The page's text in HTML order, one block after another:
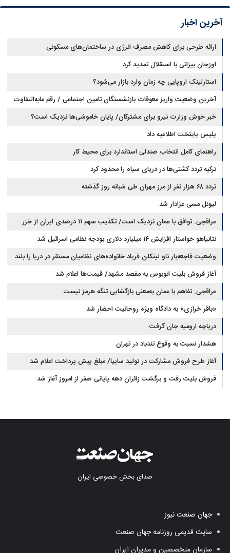
آخرین اخبار
ارائه طرحی برای کاهش مصرف انرژی در ساختمان‌های مسکونی
اوزجان بیزاتی با استقلال تمدید کرد
استارلینک اروپایی چه زمان وارد بازار می‌شود؟
آخرین وضعیت واریز معوقات بازنشستگان تامین اجتماعی / رقم مابه‌التفاوت
چقدر است؟
خبر خوش وزارت نیرو برای مشترکان/ پایان خاموشی‌ها نزدیک است؟
پلیس پایتخت اطلاعیه داد
راهنمای کامل انتخاب صندلی استاندارد برای محیط کار
ترکیه تردد کشتی‌ها در دریای سیاه را محدود کرد
تردد ۶۸ هزار نفر از مرز مهران طی شبانه روز گذشته
لیونل مسی عزادار شد
عراقچی: توافق با عمان نزدیک است/ تکذیب سهم ۱۱ درصدی ایران از خزر
نتانیاهو خواستار افزایش ۱۴ میلیارد دلاری بودجه نظامی اسرائیل شد
وضعیت فاجعه‌بار ناو لینکلن فریاد خانواده‌های نظامیان مستقر در دریا را بلند
کردآغاز فروش بلیت اتوبوس به مقصد مشهد/ قیمت‌ها اعلام شد
عراقچی: تفاهم با عمان به‌معنی بازگشایی تنگه هرمز نیست
«باقر خرازی» به دادگاه ویژه روحانیت احضار شد
دریاچه ارومیه جان گرفت
هشدار نسبت به وقوع تندباد در تهران
آغاز طرح فروش مشارکت در تولید سایپا/ مبلغ پیش پرداخت اعلام شد
فروش بلیت رفت و برگشت زائران دهه پایانی صفر از امروز آغاز شد
صدای بخش خصوصی ایران
جهان صنعت نیوز
سایت قدیمی روزنامه جهان صنعت
سازمان متخصصین و مدیران ایران